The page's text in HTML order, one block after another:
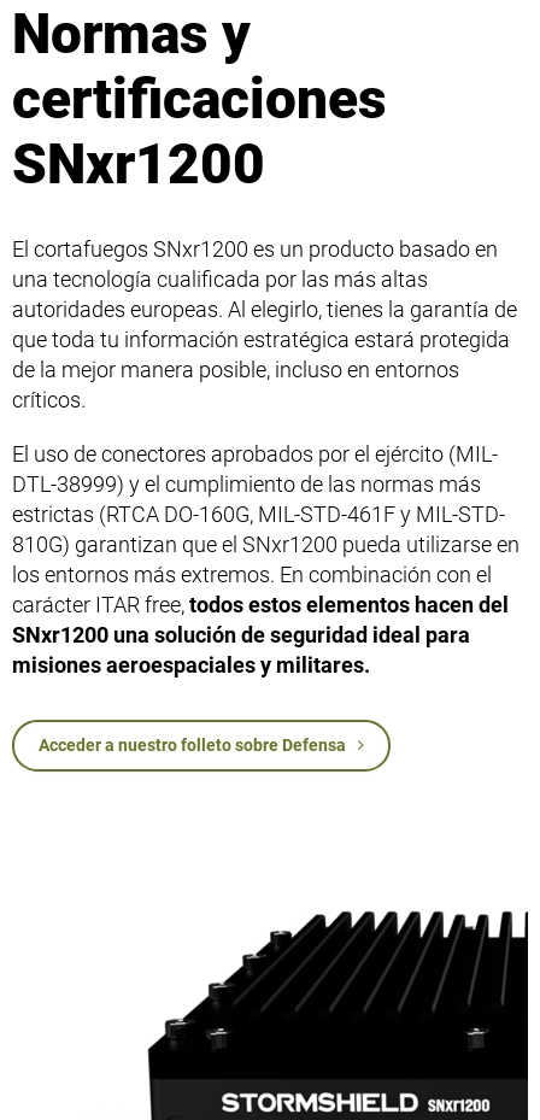
Normas y
certificaciones
SNxr1200
El cortafuegos SNxr1200 es un producto basado en
una tecnología cualificada por las más altas
autoridades europeas. Al elegirlo, tienes la garantía de
que toda tu información estratégica estará protegida
de la mejor manera posible, incluso en entornos
críticos.
El uso de conectores aprobados por el ejército (MIL-
DTL-38999) y el cumplimiento de las normas más
estrictas (RTCA DO-160G, MIL-STD-461F y MIL-STD-
810G) garantizan que el SNxr1200 pueda utilizarse en
los entornos más extremos. En combinación con el
carácter ITAR free, todos estos elementos hacen del
SNxr1200 una solución de seguridad ideal para
misiones aeroespaciales y militares.
Acceder a nuestro folleto sobre Defensa